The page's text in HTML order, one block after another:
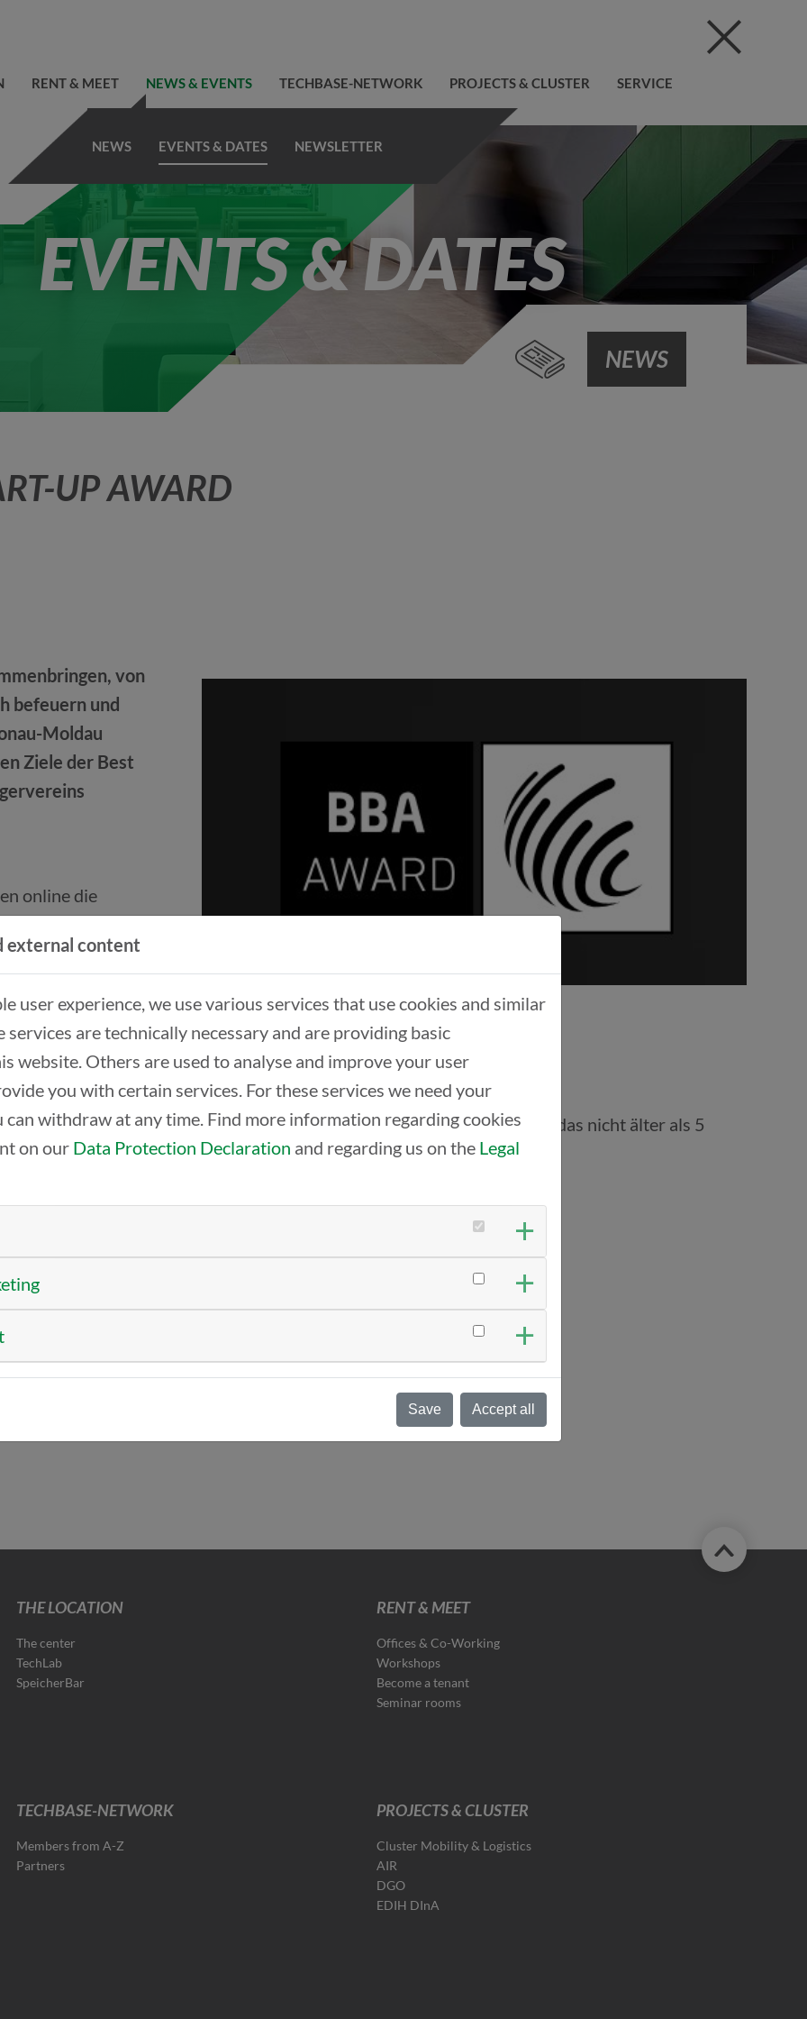
RENT & MEET NEWS & EVENTS
NEWS EVENTS & DATES NEWSLETTER
TECHBASE-NETWORK PROJECTS & CLUSTER SERVICE
EVENTS & DATES
NEWS
UP AWARD
von
befeuern und
Moldau
Ziele der Best
online die
Startups aus
Denn unsere
Unterstützung
nicht.
Startup in der Europaregion Donau-Moldau gegründet, das nicht älter als 5
Startup Award“!
award-2025
THE LOCATION
The center
TechLab
SpeicherBar
RENT & MEET
Offices & Co-Working
Workshops
Become a tenant
Seminar rooms
TECHBASE-NETWORK
Members from A-Z
Partners
PROJECTS & CLUSTER
Cluster Mobility & Logistics
AIR
DGO
EDIH DInA
external content
user experience, we use various services that use cookies and similar
services are technically necessary and are providing basic
website. Others are used to analyse and improve your user
you with certain services. For these services we need your
can withdraw at any time. Find more information regarding cookies
on our Data Protection Declaration and regarding us on the Legal
Save Accept all